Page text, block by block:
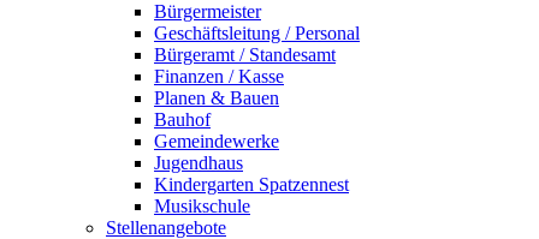
Bürgermeister
Geschäftsleitung / Personal
Bürgeramt / Standesamt
Finanzen / Kasse
Planen & Bauen
Bauhof
Gemeindewerke
Jugendhaus
Kindergarten Spatzennest
Musikschule
Stellenangebote